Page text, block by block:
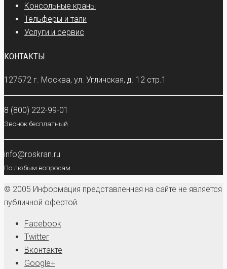
Консольные краны
Тельферы и тали
Услуги и сервис
КОНТАКТЫ
127572 г. Москва, ул. Угличская, д. 12 стр.1
8 (800) 222-99-01
Звонок бесплатный
info@roskran.ru
По любым вопросам
© 2005 Информация представленная на сайте не является
публичной офертой.
Facebook
Twitter
Вконтакте
Google+